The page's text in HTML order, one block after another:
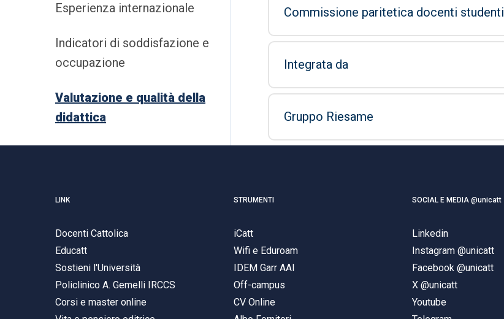
Esperienza internazionale
Indicatori di soddisfazione e
occupazione
Valutazione e qualità della
didattica
Commissione paritetica docenti studenti
Integrata da
Gruppo Riesame
LINK
Docenti Cattolica
Educatt
Sostieni l'Università
Policlinico A. Gemelli IRCCS
Corsi e master online
STRUMENTI
iCatt
Wifi e Eduroam
IDEM Garr AAI
Off-campus
CV Online
SOCIAL E MEDIA @unicatt
Linkedin
Instagram @unicatt
Facebook @unicatt
X @unicatt
Youtube